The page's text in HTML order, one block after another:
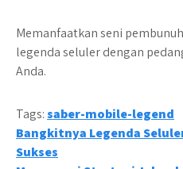
Memanfaatkan seni
legenda seluler dengan
Anda.
Tags:saber-mobile-legend
Post
Bangkitnya Legenda
Sukses